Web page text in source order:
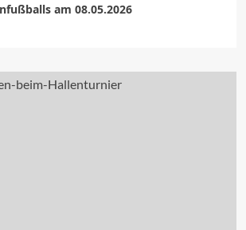
am 08.05.2026